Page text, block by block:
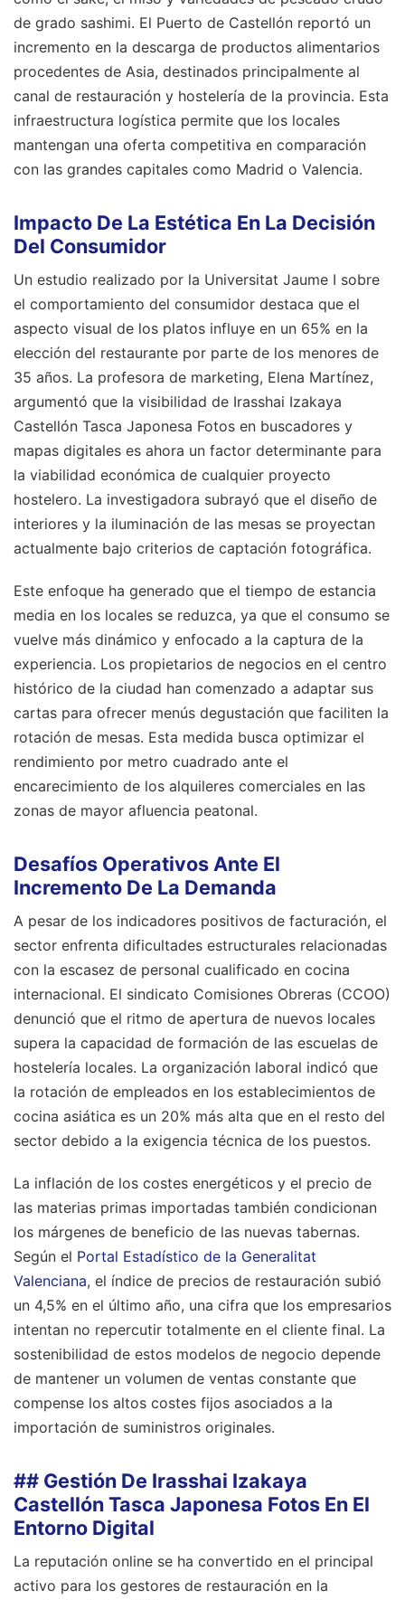
de grado sashimi. El Puerto de Castellón reportó un
incremento en la descarga de productos alimentarios
procedentes de Asia, destinados principalmente al
canal de restauración y hostelería de la provincia. Esta
infraestructura logística permite que los locales
mantengan una oferta competitiva en comparación
con las grandes capitales como Madrid o Valencia.
Impacto De La Estética En La Decisión
Del Consumidor
Un estudio realizado por la Universitat Jaume I sobre
el comportamiento del consumidor destaca que el
aspecto visual de los platos influye en un 65% en la
elección del restaurante por parte de los menores de
35 años. La profesora de marketing, Elena Martínez,
argumentó que la visibilidad de Irasshai Izakaya
Castellón Tasca Japonesa Fotos en buscadores y
mapas digitales es ahora un factor determinante para
la viabilidad económica de cualquier proyecto
hostelero. La investigadora subrayó que el diseño de
interiores y la iluminación de las mesas se proyectan
actualmente bajo criterios de captación fotográfica.
Este enfoque ha generado que el tiempo de estancia
media en los locales se reduzca, ya que el consumo se
vuelve más dinámico y enfocado a la captura de la
experiencia. Los propietarios de negocios en el centro
histórico de la ciudad han comenzado a adaptar sus
cartas para ofrecer menús degustación que faciliten la
rotación de mesas. Esta medida busca optimizar el
rendimiento por metro cuadrado ante el
encarecimiento de los alquileres comerciales en las
zonas de mayor afluencia peatonal.
Desafíos Operativos Ante El
Incremento De La Demanda
A pesar de los indicadores positivos de facturación, el
sector enfrenta dificultades estructurales relacionadas
con la escasez de personal cualificado en cocina
internacional. El sindicato Comisiones Obreras (CCOO)
denunció que el ritmo de apertura de nuevos locales
supera la capacidad de formación de las escuelas de
hostelería locales. La organización laboral indicó que
la rotación de empleados en los establecimientos de
cocina asiática es un 20% más alta que en el resto del
sector debido a la exigencia técnica de los puestos.
La inflación de los costes energéticos y el precio de
las materias primas importadas también condicionan
los márgenes de beneficio de las nuevas tabernas.
Según el Portal Estadístico de la Generalitat
Valenciana, el índice de precios de restauración subió
un 4,5% en el último año, una cifra que los empresarios
intentan no repercutir totalmente en el cliente final. La
sostenibilidad de estos modelos de negocio depende
de mantener un volumen de ventas constante que
compense los altos costes fijos asociados a la
importación de suministros originales.
## Gestión De Irasshai Izakaya
Castellón Tasca Japonesa Fotos En El
Entorno Digital
La reputación online se ha convertido en el principal
activo para los gestores de restauración en la